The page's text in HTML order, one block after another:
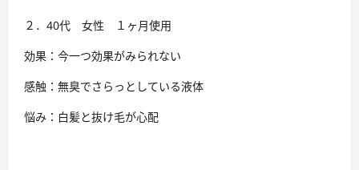
２．40代 女性 １ヶ月使用
効果：今一つ効果がみられない
感触：無臭でさらっとしている液体
悩み：白髪と抜け毛が心配